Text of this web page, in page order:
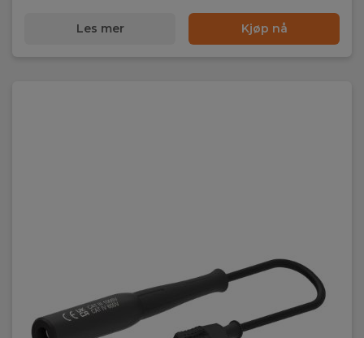
Les mer Kjøp nå